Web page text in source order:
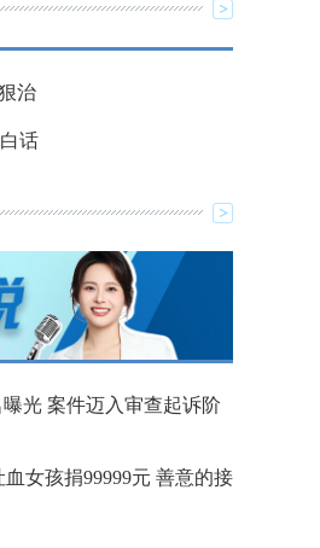
治
话
光 案件迈入审查起诉阶
女孩捐99999元 善意的接